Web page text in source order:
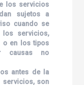
los servicios
sujetos a
cuando se
los servicios,
o en los tipos
causas no
antes de la
servicios, son